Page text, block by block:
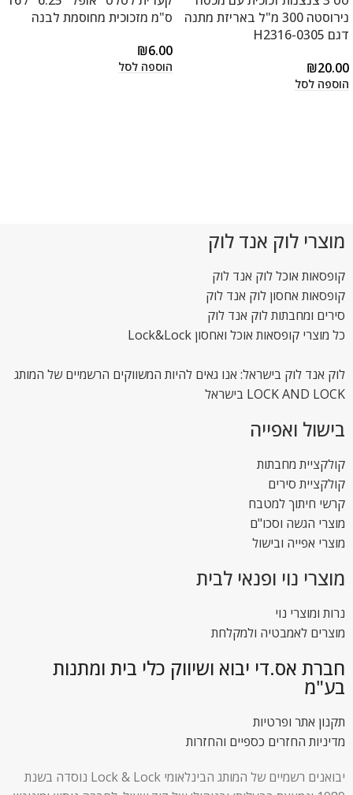
נירוסטה 300 מ"ל באריזת מתנה
דגם H2316-0305
₪20.00
הוספה לסל
ס"מ מזכוכית מחוסמת לבנה
₪6.00
הוספה לסל
מוצרי לוק אנד לוק
קופסאות אוכל לוק אנד לוק
קופסאות אחסון לוק אנד לוק
סירים ומחבתות לוק אנד לוק
כל מוצרי קופסאות אוכל ואחסון Lock&Lock
לוק אנד לוק בישראל: אנו גאים להיות המשווקים הרשמיים של המותג
LOCK AND LOCK בישראל
בישול ואפייה
קולקציית מחבתות
קולקציית סירים
קרשי חיתוך למטבח
מוצרי הגשה וסכו"ם
מוצרי אפייה ובישול
מוצרי נוי ופנאי לבית
נרות ומוצרי נוי
מוצרים לאמבטיה ולמקלחת
חברת אס.די יבוא ושיווק כלי בית ומתנות
בע"מ
תקנון אתר ופרטיות
מדיניות החזרים כספיים והחזרות
יבואנים רשמיים של המותג הבינלאומי Lock & Lock נוסדה בשנת